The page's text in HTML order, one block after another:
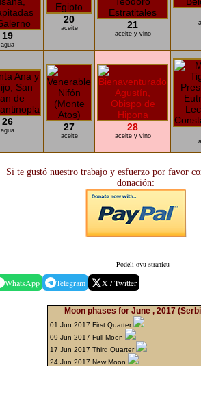
19
agua
20
aceite 21
aceite y vino
26
agua 27
aceite
28
aceite y vino
Si te gustó nuestro trabajo y esfuerzo por favor
donación:
Podeli ovu stranicu
WhatsApp Telegram X / Twitter
Moon phases for June , 2017
01 Jun 2017 First Quarter
09 Jun 2017 Full Moon
17 Jun 2017 Third Quarter
24 Jun 2017 New Moon